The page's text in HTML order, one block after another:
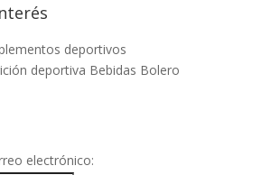
deportivos
deportiva Bebidas Bolero
electrónico: